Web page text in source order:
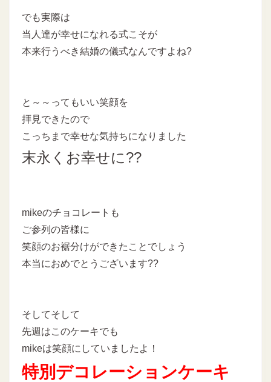
でも実際は
当人達が幸せになれる式こそが
本来行うべき結婚の儀式なんですよね?
と～～ってもいい笑顔を
拝見できたので
こっちまで幸せな気持ちになりました
末永くお幸せに??
mikeのチョコレートも
ご参列の皆様に
笑顔のお裾分けができたことでしょう
本当におめでとうございます??
そしてそして
先週はこのケーキでも
mikeは笑顔にしていましたよ！
特別デコレーションケーキ